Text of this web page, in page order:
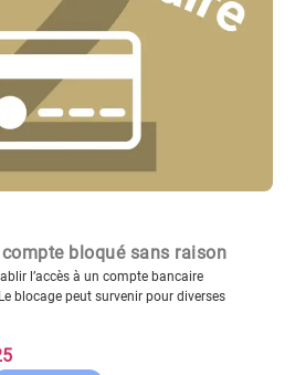
compte bloqué sans raison
l’accès à un compte bancaire
blocage peut survenir pour diverses